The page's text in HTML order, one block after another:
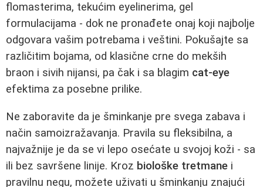
flomasterima, tekućim eyelinerima, gel
formulacijama - dok ne pronađete onaj koji najbolje
odgovara vašim potrebama i veštini. Pokušajte sa
različitim bojama, od klasične crne do mekših
braon i sivih nijansi, pa čak i sa blagim cat-eye
efektima za posebne prilike.
Ne zaboravite da je šminkanje pre svega zabava i
način samoizražavanja. Pravila su fleksibilna, a
najvažnije je da se vi lepo osećate u svojoj koži - sa
ili bez savršene linije. Kroz biološke tretmane i
pravilnu negu, možete uživati u šminkanju znajući